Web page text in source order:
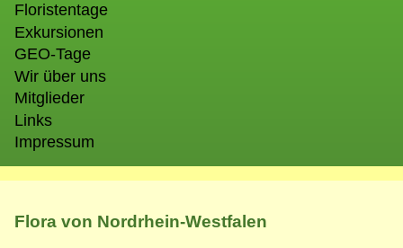
Floristentage
Exkursionen
GEO-Tage
Wir über uns
Mitglieder
Links
Impressum
Flora von Nordrhein-Westfalen